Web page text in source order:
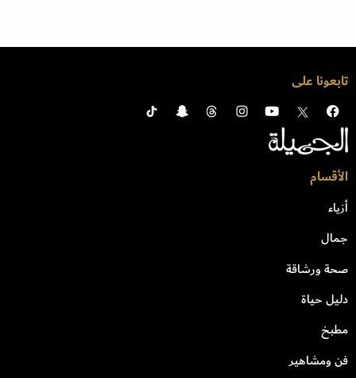
تابعونا على
الأقسام
أزياء
جمال
صحة ورشاقة
دليل حياة
مطبخ
فن ومشاهير